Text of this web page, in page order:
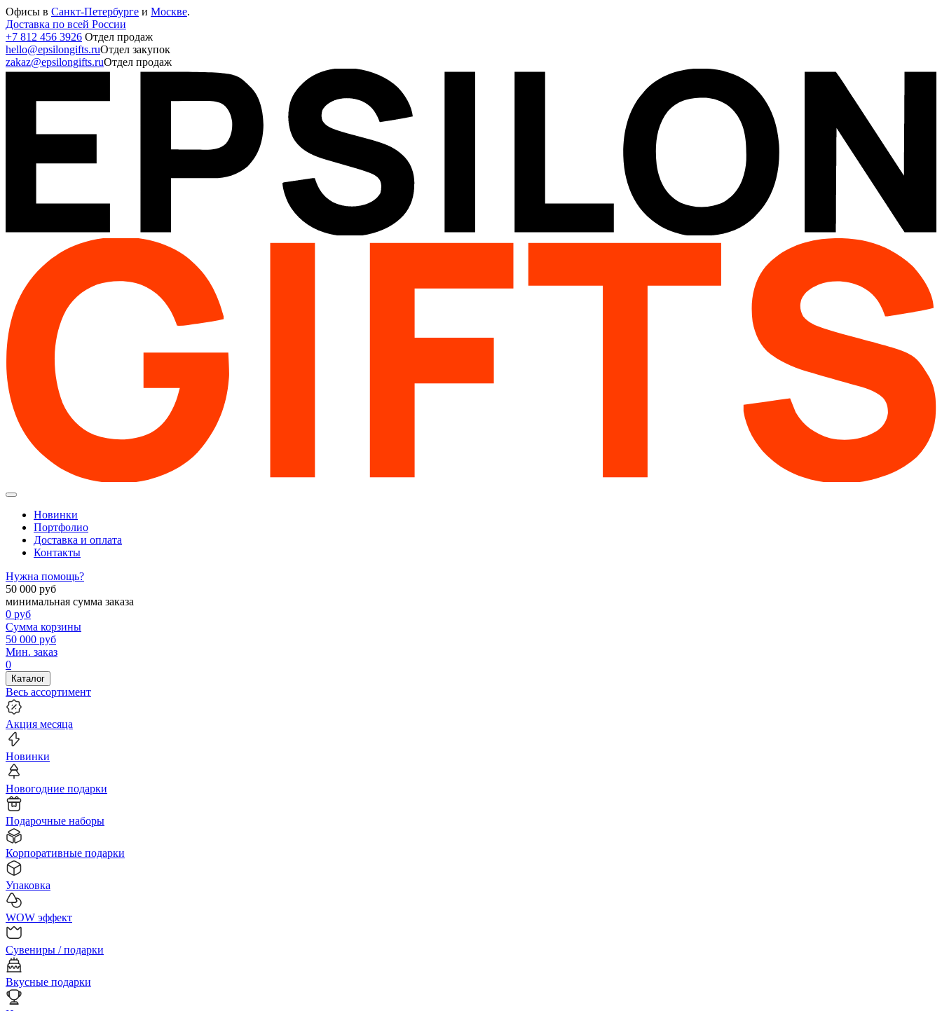
Офисы в Санкт-Петербурге и Москве.
Доставка по всей России
+7 812 456 3926 Отдел продаж
hello@epsilongifts.ruОтдел закупок
zakaz@epsilongifts.ruОтдел продаж
Новинки
Портфолио
Доставка и оплата
Контакты
Нужна помощь?
50 000 руб
минимальная сумма заказа
0 руб
Сумма корзины
50 000 руб
Мин. заказ
0
Каталог
Весь ассортимент
Акция месяца
Новинки
Новогодние подарки
Подарочные наборы
Корпоративные подарки
Упаковка
WOW эффект
Сувениры / подарки
Вкусные подарки